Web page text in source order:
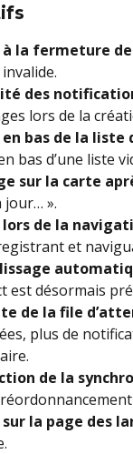
à la fermeture
des
lors de la
en bas de la liste
bas d’une liste
sur la carte
jour… ».
lors de la
et
est désormais
de la file
plus de
de la
sur la page des